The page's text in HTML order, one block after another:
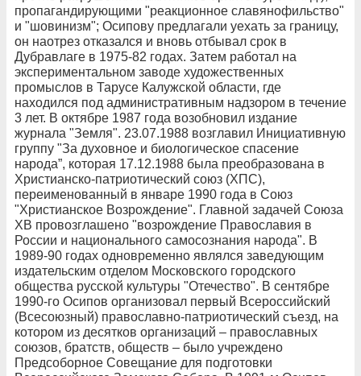
пропагандирующими "реакционное славянофильство"
и "шовинизм"; Осипову предлагали уехать за границу,
он наотрез отказался и вновь отбывал срок в
Дубравлаге в 1975-82 годах. Затем работал на
экспериментальном заводе художественных
промыслов в Тарусе Калужской области, где
находился под административным надзором в течение
3 лет. В октябре 1987 года возобновил издание
журнала "Земля". 23.07.1988 возглавил Инициативную
группу "За духовное и биологическое спасение
народа”, которая 17.12.1988 была преобразована в
Христианско-патриотический союз (ХПС),
переименованный в январе 1990 года в Союз
"Христианское Возрождение". Главной задачей Союза
ХВ провозглашено "возрождение Православия в
России и национального самосознания народа". В
1989-90 годах одновременно являлся заведующим
издательским отделом Московского городского
общества русской культуры "Отечество". В сентябре
1990-го Осипов организовал первый Всероссийский
(Всесоюзный) православно-патриотический съезд, на
котором из десятков организаций – православных
союзов, братств, обществ – было учреждено
Предсоборное Совещание для подготовки